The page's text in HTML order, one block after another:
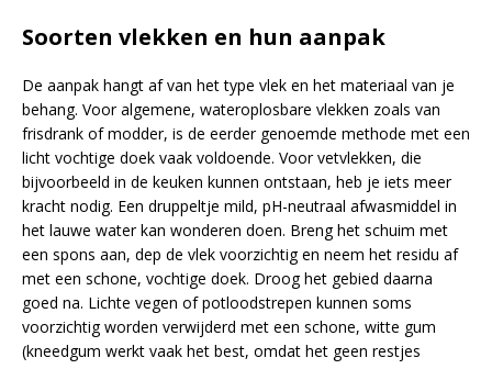
Soorten vlekken en hun aanpak
De aanpak hangt af van het type vlek en het materiaal van je
behang. Voor algemene, wateroplosbare vlekken zoals van
frisdrank of modder, is de eerder genoemde methode met een
licht vochtige doek vaak voldoende. Voor vetvlekken, die
bijvoorbeeld in de keuken kunnen ontstaan, heb je iets meer
kracht nodig. Een druppeltje mild, pH-neutraal afwasmiddel in
het lauwe water kan wonderen doen. Breng het schuim met
een spons aan, dep de vlek voorzichtig en neem het residu af
met een schone, vochtige doek. Droog het gebied daarna
goed na. Lichte vegen of potloodstrepen kunnen soms
voorzichtig worden verwijderd met een schone, witte gum
(kneedgum werkt vaak het best, omdat het geen restjes